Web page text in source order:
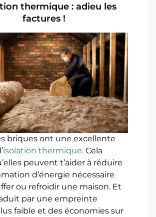
thermique : adieu les
factures !
briques ont une excellente
isolation thermique. Cela
peuvent t’aider à réduire
d’énergie nécessaire
ou refroidir une maison. Et
par une empreinte
faible et des économies sur